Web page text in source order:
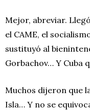
Mejor, abreviar.
el CAME, el
sustituyó al
Gorbachov… Y Cuba
Muchos dijeron que
Isla… Y no se